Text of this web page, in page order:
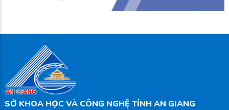
SỞ KHOA HỌC VÀ CÔNG NGHỆ TỈNH AN GIANG